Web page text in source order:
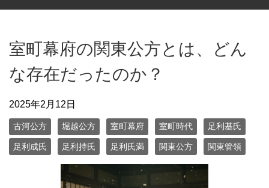
室町幕府の関東公方とは、どん
な存在だったのか？
2025年2月12日
古河公方 堀越公方 室町幕府 室町時代 足利基氏
足利成氏 足利持氏 足利氏満 関東公方 関東管領